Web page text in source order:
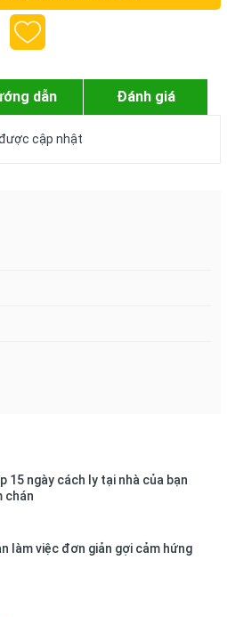
dẫn Đánh giá
cập nhật
15 ngày cách ly tại nhà của bạn
chán
làm việc đơn giản gợi cảm hứng